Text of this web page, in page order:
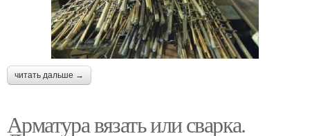
читать дальше →
Арматура вязать или сварка.